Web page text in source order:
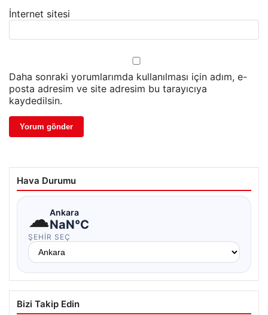
İnternet sitesi
Daha sonraki yorumlarımda kullanılması için adım, e-
posta adresim ve site adresim bu tarayıcıya
kaydedilsin.
Hava Durumu
☁Ankara
NaN°C
ŞEHIR SEÇ
Bizi Takip Edin